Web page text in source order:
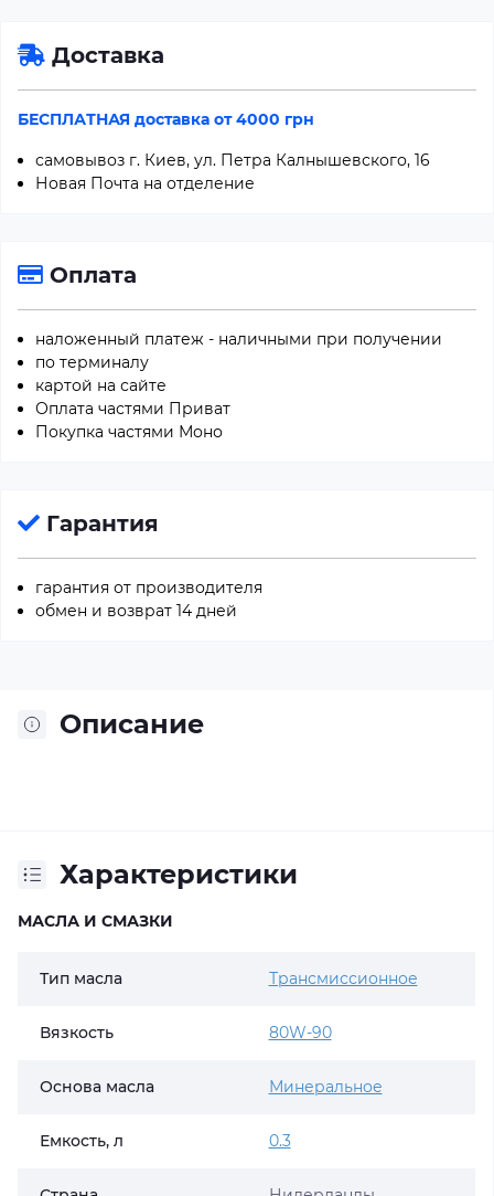
Доставка
БЕСПЛАТНАЯ доставка от 4000 грн
самовывоз г. Киев, ул. Петра Калнышевского, 16
Новая Почта на отделение
Оплата
наложенный платеж - наличными при получении
по терминалу
картой на сайте
Оплата частями Приват
Покупка частями Моно
Гарантия
гарантия от производителя
обмен и возврат 14 дней
Описание
Характеристики
МАСЛА И СМАЗКИ
Тип масла Трансмиссионное
Вязкость 80W-90
Основа масла Минеральное
Емкость, л 0.3